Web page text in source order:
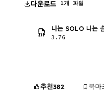
다운로드 1개 파일
나는 SOLO 나는
3.7G
추천382 북마